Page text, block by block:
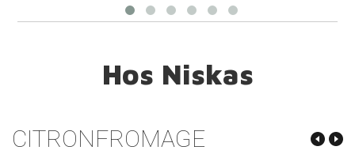
Hos Niskas
CITRONFROMAGE